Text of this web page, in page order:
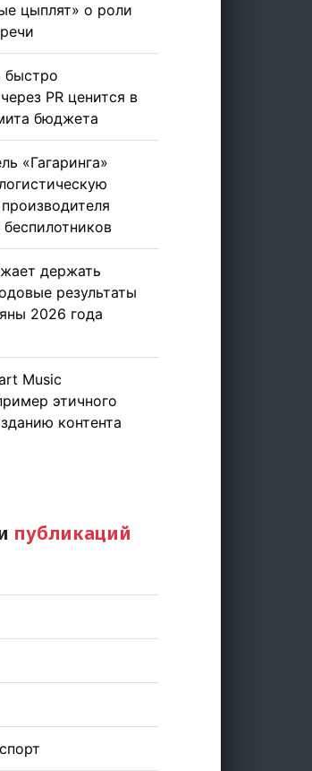
цыплят» о роли
быстро
PR ценится в
бюджета
«Гагаринга»
держать
результаты
2026 года
Music
этичного
контента
публикаций